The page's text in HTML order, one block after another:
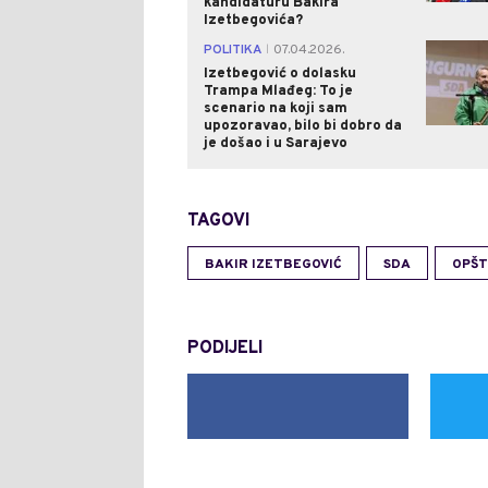
Izetbegovića?
POLITIKA
07.04.2026.
Izetbegović o dolasku
Trampa Mlađeg: To je
scenario na koji sam
upozoravao, bilo bi dobro da
je došao i u Sarajevo
TAGOVI
BAKIR IZETBEGOVIĆ SDA
PODIJELI